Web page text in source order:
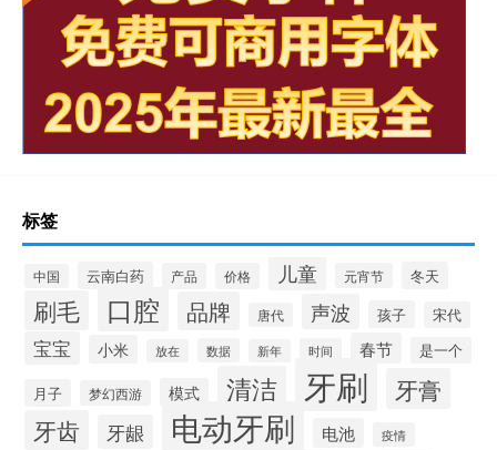
标签
中国 云南白药 产品 价格 儿童 元宵节 冬天
刷毛 口腔 品牌 唐代 声波 孩子 宋代
宝宝 小米 放在 数据 新年 时间 春节 是一个
月子 梦幻西游 模式 清洁 牙刷 牙膏
牙齿 牙龈 电动牙刷 电池 疫情